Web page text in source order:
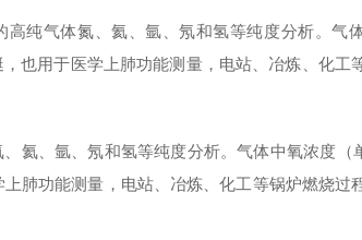
纯气体氮、氦、氩、氖和氢等纯度分析。气
也用于医学上肺功能测量，电站、冶炼、化工
氦、氩、氖和氢等纯度分析。气体中氧浓度（
肺功能测量，电站、冶炼、化工等锅炉燃烧过